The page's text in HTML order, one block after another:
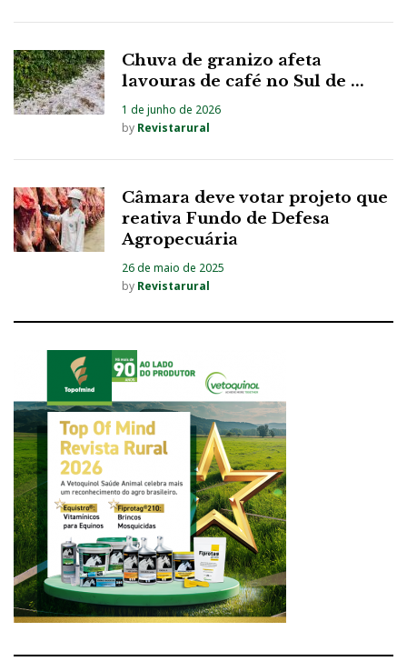
Chuva de granizo afeta
lavouras de café no Sul de ...
1 de junho de 2026
by Revistarural
Câmara deve votar projeto que
reativa Fundo de Defesa
Agropecuária
26 de maio de 2025
by Revistarural